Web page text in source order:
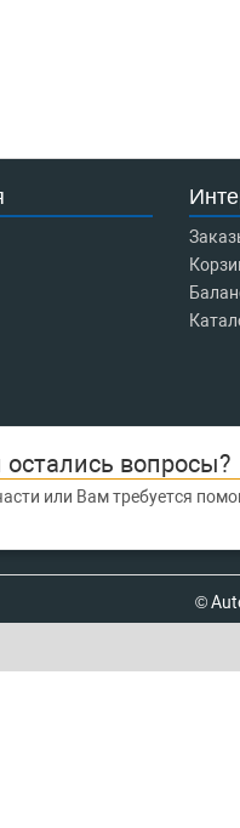
вопросы?
или Вам требуется
©